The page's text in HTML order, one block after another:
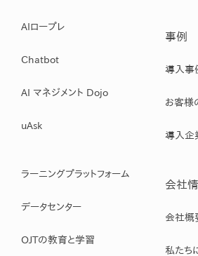
AIロープレ
Chatbot
AI マネジメント Dojo
uAsk
ラーニングプラットフォーム
データセンター
OJTの教育と学習
事例
導入事
お客様
導入企
会社
会社概
私たち